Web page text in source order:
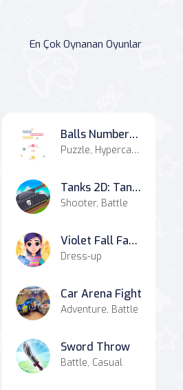
En Çok Oynanan Oyunlar
Balls Numbers Match !
Puzzle, Hypercasual, Casual
Tanks 2D: Tank Wars
Shooter, Battle
Violet Fall Fashion Shoot
Dress-up
Car Arena Fight
Adventure, Battle
Sword Throw
Battle, Casual